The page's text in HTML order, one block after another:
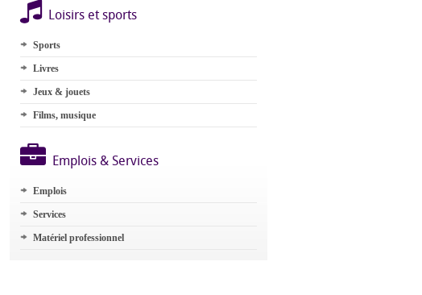
Loisirs et sports
Sports
Livres
Jeux & jouets
Films, musique
Emplois & Services
Emplois
Services
Matériel professionnel